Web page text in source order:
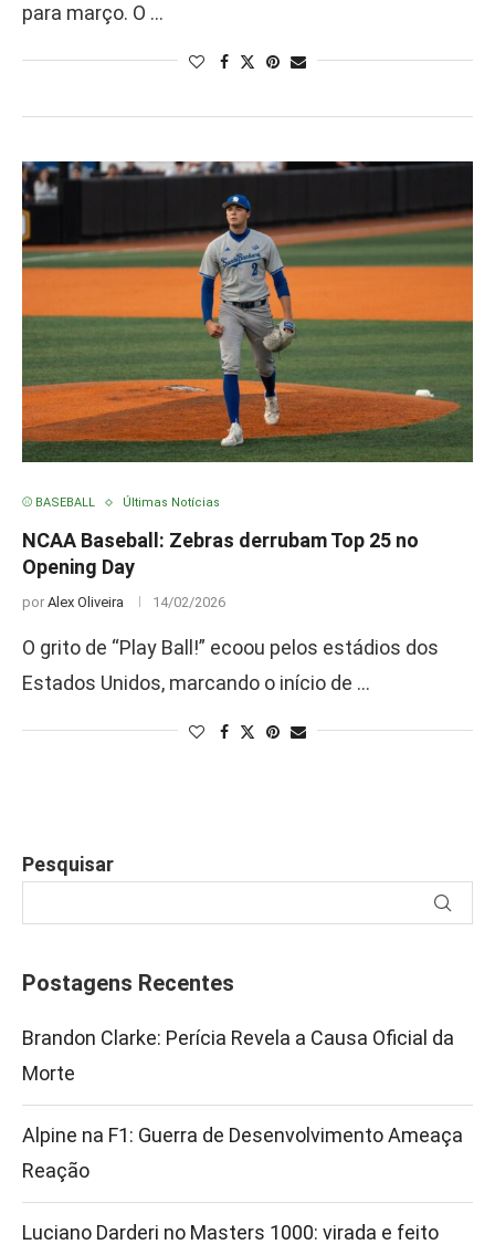
para março. O …
⚾ BASEBALL Últimas Notícias
NCAA Baseball: Zebras derrubam Top 25 no
Opening Day
por Alex Oliveira 14/02/2026
O grito de “Play Ball!” ecoou pelos estádios dos
Estados Unidos, marcando o início de …
Pesquisar
Postagens Recentes
Brandon Clarke: Perícia Revela a Causa Oficial da
Morte
Alpine na F1: Guerra de Desenvolvimento Ameaça
Reação
Luciano Darderi no Masters 1000: virada e feito